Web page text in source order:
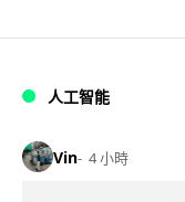
人工智能
Vin 4 小時